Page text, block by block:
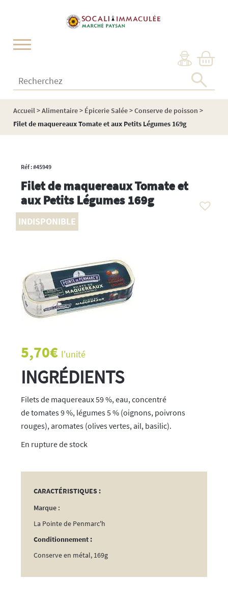
Recherchez :
Accueil>Alimentaire> Épicerie Salée>Conserve de poisson >
Filet de maquereaux Tomate et aux Petits Légumes 169g
Réf : #45949
Filet de maquereaux Tomate et
aux Petits Légumes 169g
INDISPONIBLE
5,70€ l'unité
INGRÉDIENTS
Filets de maquereaux 59 %, eau, concentré
de tomates 9 %, légumes 5 % (oignons, poivrons
rouges), aromates (olives vertes, ail, basilic).
rupture de stock
CARACTÉRISTIQUES :
Marque :
La Pointe de Penmarc'h
Conditionnement :
Conserve en métal, 169g